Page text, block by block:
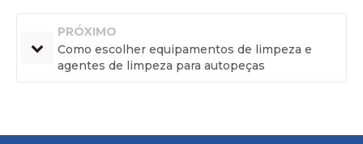
PRÓXIMO
Como escolher equipamentos de limpeza e
agentes de limpeza para autopeças